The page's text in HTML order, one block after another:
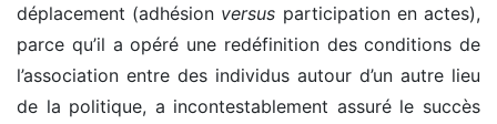
déplacement (adhésion versus participation en actes),
parce qu’il a opéré une redéfinition des conditions de
l’association entre des individus autour d’un autre lieu
de la politique, a incontestablement assuré le succès